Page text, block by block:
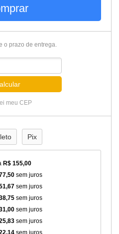
o prazo de entrega.
meu CEP
Pix
R$ 155,00
sem juros
sem juros
sem juros
sem juros
sem juros
sem juros